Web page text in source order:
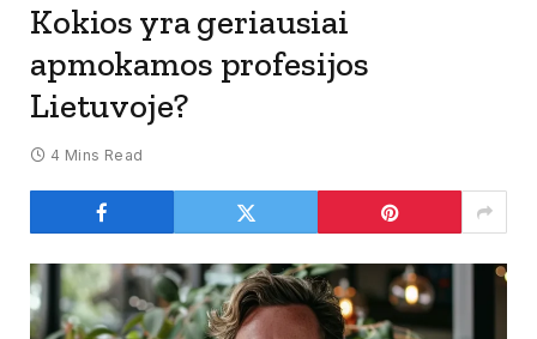
Kokios yra geriausiai
apmokamos profesijos
Lietuvoje?
4 Mins Read